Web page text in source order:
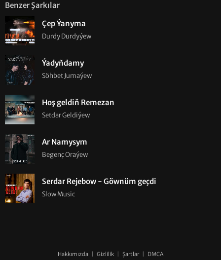
Benzer Şarkılar
Çep Ýanyma
Durdy Durdyýew
Ýadyñdamy
Söhbet Jumaýew
Hoş geldiň Remezan
Setdar Geldiýew
Ar Namysym
Begenç Oraýew
Serdar Rejebow - Göwnüm geçdi
Slow Music
Hakkımızda Gizlilik Şartlar DMCA